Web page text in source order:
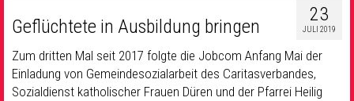
23
JULI 2019
Geflüchtete in Ausbildung bringen
Zum dritten Mal seit 2017 folgte die Jobcom Anfang Mai der
Einladung von Gemeindesozialarbeit des Caritasverbandes,
Sozialdienst katholischer Frauen Düren und der Pfarrei Heilig